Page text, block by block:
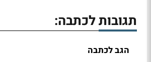
תגובות לכתבה:
הגב לכתבה